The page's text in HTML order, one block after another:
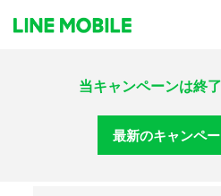
当キャンペーンは終
最新のキャンペ